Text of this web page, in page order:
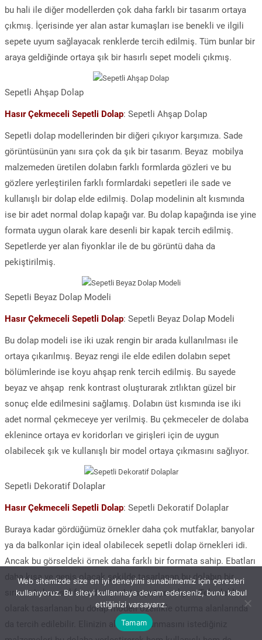
bu hali ile diğer modellerden çok daha farklı bir tasarım ortaya
çıkmış. İçerisinde yer alan astar kumaşları ise benekli ve ilgili
sepete uyum sağlayacak renklerde tercih edilmiş. Tüm bunlar bir
araya geldiğinde ortaya şık bir hasırlı sepet modeli çıkmış.
Sepetli Ahşap Dolap
Hasır Çekmeceli Sepetli Dolap: Sepetli Ahşap Dolap
Sepetli dolap modellerinden bir diğeri çıkıyor karşımıza. Sade
görüntüsünün yanı sıra çok da şık bir tasarım. Beyaz mobilya
malzemeden üretilen dolabın farklı formlarda gözleri ve bu
gözlere yerleştirilen farklı formlardaki sepetleri ile sade ve
kullanışlı bir dolap elde edilmiş. Dolap modelinin alt kısmında
ise bir adet normal dolap kapağı var. Bu dolap kapağında ise yine
formata uygun olarak kare desenli bir kapak tercih edilmiş.
Sepetlerde yer alan fiyonklar ile de bu görüntü daha da
pekiştirilmiş.
Sepetli Beyaz Dolap Modeli
Hasır Çekmeceli Sepetli Dolap: Sepetli Beyaz Dolap Modeli
Bu dolap modeli ise iki uzak rengin bir arada kullanılması ile
ortaya çıkarılmış. Beyaz rengi ile elde edilen dolabın sepet
bölümlerinde ise koyu ahşap renk tercih edilmiş. Bu sayede
beyaz ve ahşap renk kontrast oluşturarak zıtlıktan güzel bir
sonuç elde edilmesini sağlamış. Dolabın üst kısmında ise iki
adet normal çekmeceye yer verilmiş. Bu çekmeceler de dolaba
eklenince ortaya ev koridorları ve girişleri için de uygun
olabilecek şık ve kullanışlı bir model ortaya çıkmasını sağlıyor.
Sepetli Dekoratif Dolaplar
Hasır Çekmeceli Sepetli Dolap: Sepetli Dekoratif Dolaplar
Buraya kadar gördüğümüz örnekler daha çok mutfaklar, banyolar
ya da balkonlar için ideal olabilecek sepetli dolap örnekleri idi.
Ancak bu görseldeki örnek daha farklı bir formata sahip. Ebatları
daha kısa ve geniş olacak şekilde tasarlanan bu dolabın bir
sırasında karesel formda üç adet sepet yer alıyor. Tekerlekli
olarak tasarlanan bu dolap modeli özellikle oturma alanlarında
da tercih edilebilir. Elinizin altında bulunmasını istediğiniz
Web sitemizde size en iyi deneyimi sunabilmemiz için çerezleri
kullanıyoruz. Bu siteyi kullanmaya devam ederseniz, bunu kabul
ettiğinizi varsayarız.
Tamam